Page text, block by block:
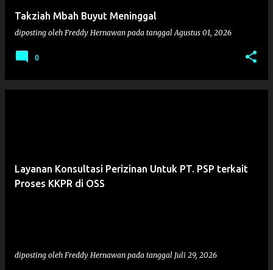
Takziah Mbah Buyut Meninggal
diposting oleh Freddy Hernawan pada tanggalAgustus 01, 2026
0
Layanan Konsultasi Perizinan Untuk PT. PSP terkait
Proses KKPR di OSS
diposting oleh Freddy Hernawan pada tanggal Juli 29, 2026